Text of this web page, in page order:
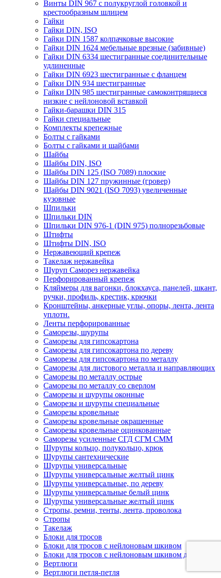
Винты DIN 967 с полукруглой головкой и
крестообразным шлицем
Гайки
Гайки DIN, ISO
Гайки DIN 1587 колпачковые высокие
Гайки DIN 1624 мебельные врезные (забивные)
Гайки DIN 6334 шестигранные соединительные
удлиненные
Гайки DIN 6923 шестигранные с фланцем
Гайки DIN 934 шестигранные
Гайки DIN 985 шестигранные самоконтрящиеся
низкие с нейлоновой вставкой
Гайки-барашки DIN 315
Гайки специальные
Комплекты крепежные
Болты с гайками
Болты с гайками и шайбами
Шайбы
Шайбы DIN, ISO
Шайбы DIN 125 (ISO 7089) плоские
Шайбы DIN 127 пружинные (гровер)
Шайбы DIN 9021 (ISO 7093) увеличенные
кузовные
Шпильки
Шпильки DIN
Шпильки DIN 976-1 (DIN 975) полнорезьбовые
Штифты
Штифты DIN, ISO
Нержавеющий крепеж
Такелаж нержавейка
Шуруп Саморез нержавейка
Перфорированный крепеж
Кляймеры для вагонки, блокхауса, панелей, шкант,
ручки, профиль, крестик, крючки
Кронштейны, анкерные углы, опоры, лента, лента
уплотн.
Ленты перфорированные
Саморезы, шурупы
Саморезы для гипсокартона
Саморезы для гипсокартона по дереву
Саморезы для гипсокартона по металлу
Саморезы для листового металла и направляющих
Саморезы по металлу острые
Саморезы по металлу со сверлом
Саморезы и шурупы оконные
Саморезы и шурупы специальные
Саморезы кровельные
Саморезы кровельные окрашенные
Саморезы кровельные оцинкованные
Саморезы усиленные СГД СГМ СММ
Шурупы кольцо, полукольцо, крюк
Шурупы сантехнические
Шурупы универсальные
Шурупы универсальные желтый цинк
Шурупы универсальные, по дереву
Шурупы универсальные белый цинк
Шурупы универсальные желтый цинк
Стропы, ремни, тенты, лента, проволока
Стропы
Такелаж
Блоки для тросов
Блоки для тросов с нейлоновым шкивом
Блоки для тросов с нейлоновым шкивом двойные
Вертлюги
Вертлюги петля-петля